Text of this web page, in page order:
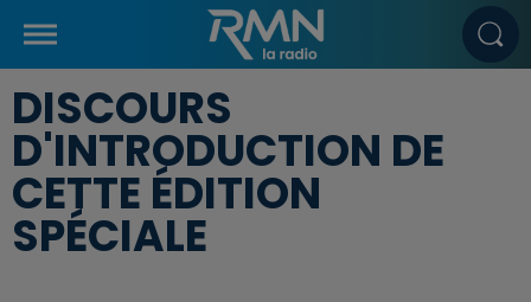
DISCOURS
D'INTRODUCTION DE
CETTE ÉDITION
SPÉCIALE